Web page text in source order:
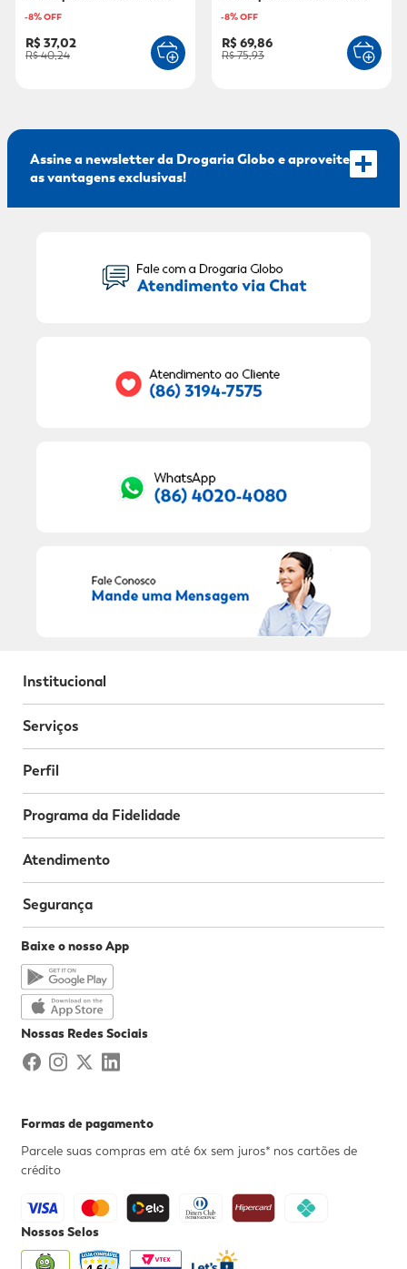
Probiótico que Trata a
-8% OFF
R$ 37,02
R$ 40,24
Probiótico que Trata a
-8% OFF
R$ 69,86
R$ 75,93
Assine a newsletter da Drogaria Globo e aproveite
as vantagens exclusivas!
Institucional
Serviços
Perfil
Programa da Fidelidade
Atendimento
Segurança
Baixe o nosso App
Nossas Redes Sociais
Formas de pagamento
Parcele suas compras em até 6x sem juros* nos cartões de
crédito
Nossos Selos